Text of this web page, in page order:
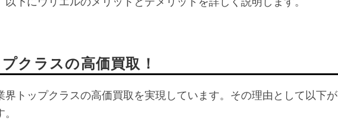
クラスの高価買取！
界トップクラスの高価買取を実現しています。その理由として以下が